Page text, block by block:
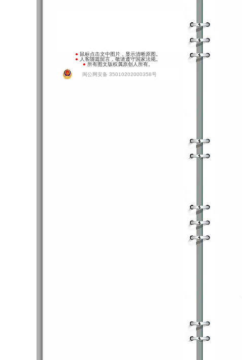
● 鼠标点击文中图片，显示清晰原图。
● 人客随篇留言，敬请遵守国家法规。
● 所有图文版权属原创人所有。
闽公网安备 35010202000358号